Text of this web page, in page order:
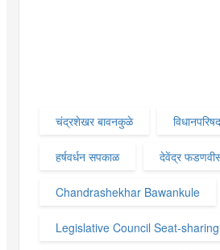
चंद्रशेखर बावनकुळे
हर्षवर्धन सपकाळ देवेंद्र
Chandrashekhar Bawankule
Legislative Council Seat-sharing